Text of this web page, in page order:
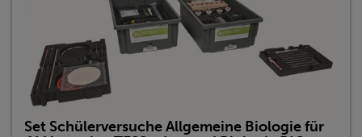
Set Schülerversuche Allgemeine Biologie für